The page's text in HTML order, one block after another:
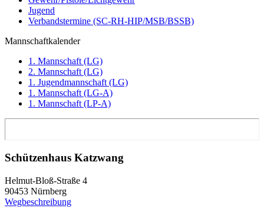
Jugend
Verbandstermine (SC-RH-HIP/MSB/BSSB)
Mannschaftkalender
1. Mannschaft (LG)
2. Mannschaft (LG)
1. Jugendmannschaft (LG)
1. Mannschaft (LG-A)
1. Mannschaft (LP-A)
Schützenhaus Katzwang
Helmut-Bloß-Straße 4
90453 Nürnberg
Wegbeschreibung